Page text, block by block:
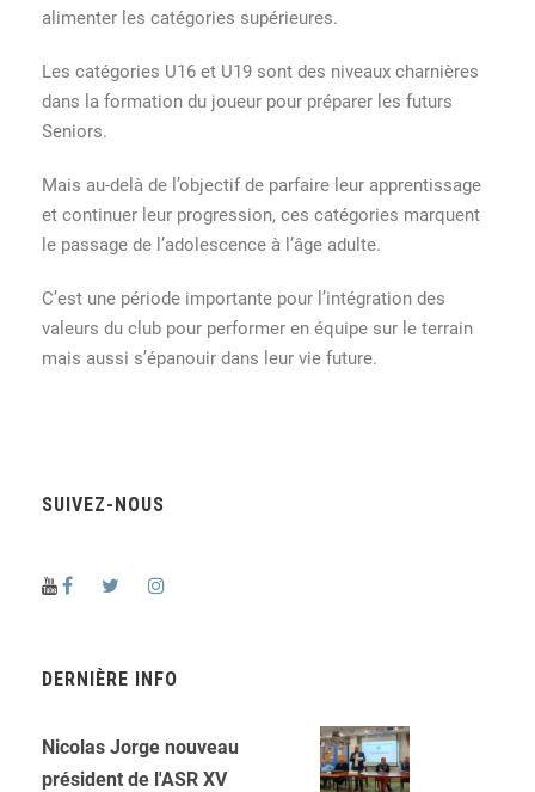
alimenter les catégories supérieures.
Les catégories U16 et U19 sont des niveaux charnières
dans la formation du joueur pour préparer les futurs
Seniors.
Mais au-delà de l’objectif de parfaire leur apprentissage
et continuer leur progression, ces catégories marquent
le passage de l’adolescence à l’âge adulte.
C’est une période importante pour l’intégration des
valeurs du club pour performer en équipe sur le terrain
mais aussi s’épanouir dans leur vie future.
SUIVEZ-NOUS
DERNIÈRE INFO
Nicolas Jorge nouveau
président de l'ASR XV